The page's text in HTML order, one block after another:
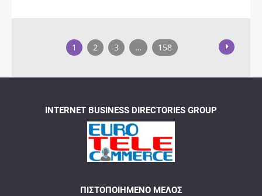
1 2 3 … 158
INTERNET BUSINESS DIRECTORIES GROUP
ΠΙΣΤΟΠΟΙΗΜΈΝΟ ΜΈΛΟΣ